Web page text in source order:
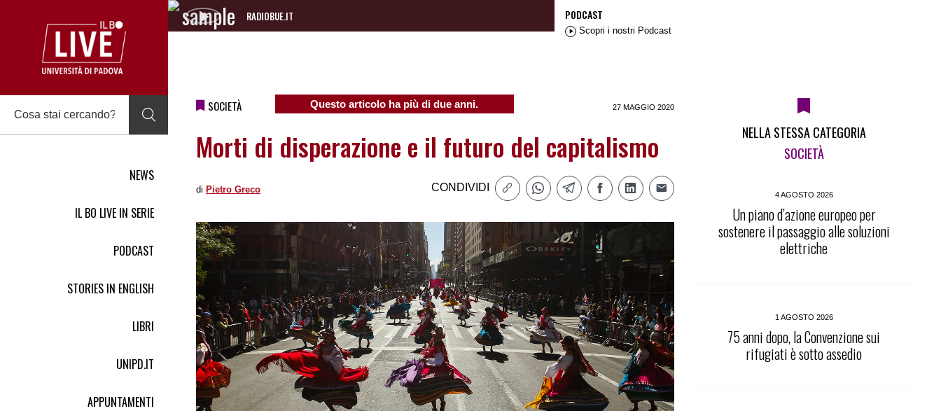
NEWS
IL BO LIVE IN SERIE
PODCAST
STORIES IN ENGLISH
LIBRI
UNIPD.IT
APPUNTAMENTI
RADIOBUE.IT
Audio
PODCAST
Scopri i nostri Podcast
SOCIETÀ Questo articolo ha più di due anni. 27 MAGGIO 2020
Morti di disperazione e il futuro del capitalismo
di Pietro Greco CONDIVIDI
NELLA STESSA CATEGORIA
SOCIETÀ
4 AGOSTO 2026
Un piano d’azione europeo per
sostenere il passaggio alle soluzioni
elettriche
1 AGOSTO 2026
75 anni dopo, la Convenzione sui
rifugiati è sotto assedio